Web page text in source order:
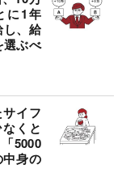
に1年
、給
選ぶべ
イフ
くと
5000
身の